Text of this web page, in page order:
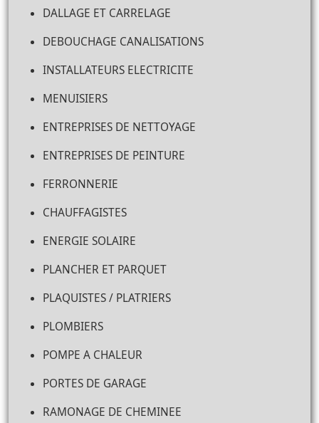
DALLAGE ET CARRELAGE
DEBOUCHAGE CANALISATIONS
INSTALLATEURS ELECTRICITE
MENUISIERS
ENTREPRISES DE NETTOYAGE
ENTREPRISES DE PEINTURE
FERRONNERIE
CHAUFFAGISTES
ENERGIE SOLAIRE
PLANCHER ET PARQUET
PLAQUISTES / PLATRIERS
PLOMBIERS
POMPE A CHALEUR
PORTES DE GARAGE
RAMONAGE DE CHEMINEE